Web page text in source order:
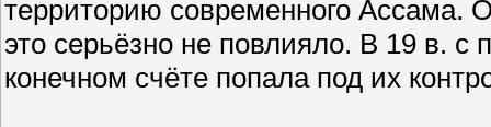
территорию современного Ассама.
это серьёзно не повлияло. В 19 в. с
конечном счёте попала под их